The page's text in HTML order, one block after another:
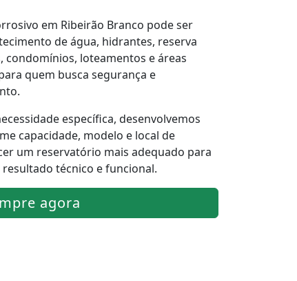
em Ribeirão Branco pode ser
de água, hidrantes, reserva
condomínios, loteamentos e áreas
quem busca segurança e
específica, desenvolvemos
capacidade, modelo e local de
um reservatório mais adequado para
técnico e funcional.
agora